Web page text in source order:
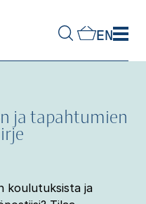
EN
ja tapahtumien
koulutuksista ja